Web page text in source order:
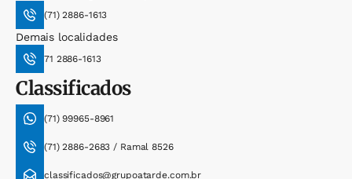
(71) 2886-1613
Demais localidades
71 2886-1613
Classificados
(71) 99965-8961
(71) 2886-2683 / Ramal 8526
classificados@grupoatarde.com.br